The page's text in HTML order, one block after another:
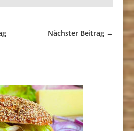
Nächster Beitrag →